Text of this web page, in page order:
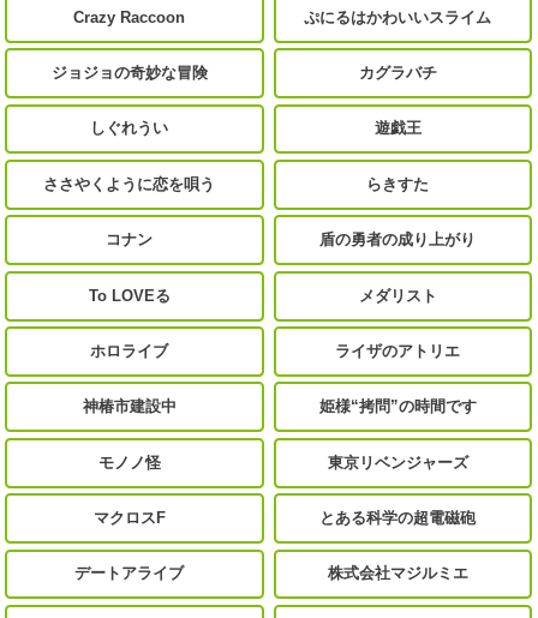
Crazy Raccoon ぷにるはかわいいスライム
ジョジョの奇妙な冒険 カグラバチ
しぐれうい 遊戯王
ささやくように恋を唄う らきすた
コナン 盾の勇者の成り上がり
To LOVEる メダリスト
ホロライブ ライザのアトリエ
神椿市建設中 姫様“拷問”の時間です
モノノ怪 東京リベンジャーズ
マクロスF とある科学の超電磁砲
デートアライブ 株式会社マジルミエ